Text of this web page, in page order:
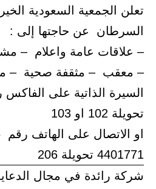
تعلن الجمعية السعودية
السرطان عن حاجتها إلى :
– علاقات عامة واعلام –
– معقب – مثقفة صحية –
تحويلة 102 او 103
4401771 تحويلة 206
شركة رائدة في مجال